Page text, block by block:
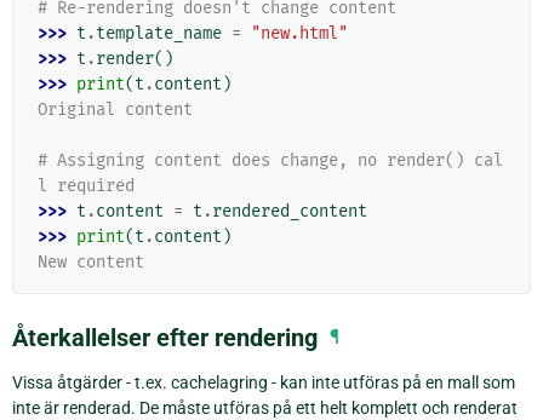
# Re-rendering doesn't change content
>>> t .template_name =
"new.html"
>>> t .render()
>>> print(t .content )
Original content
# Assigning content does change, no render() cal
l required
>>> t .content = t .rendered_content
>>> print(t .content )
New content
Återkallelser efter rendering ¶
Vissa åtgärder - t.ex. cachelagring - kan inte utföras på en mall som
inte är renderad. De måste utföras på ett helt komplett och renderat